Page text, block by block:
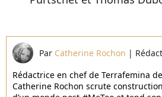
Par Catherine Rochon |
Rédactrice en chef de Terrafemina
Catherine Rochon scrute